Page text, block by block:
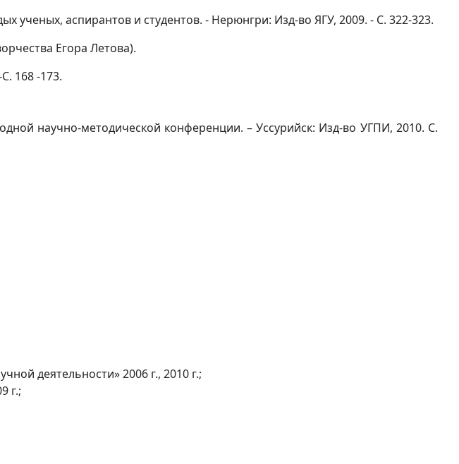
аспирантов и студентов. - Нерюнгри: Изд-во ЯГУ, 2009. - С. 322-323.
Егора Летова).
168 -173.
научно-методической конференции. – Уссурийск: Изд-во УГПИ, 2010. С.
деятельности» 2006 г., 2010 г.;
г.;